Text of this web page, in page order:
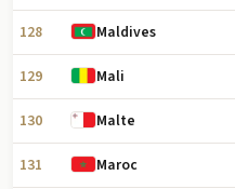
128 Maldives
129 Mali
130 Malte
131 Maroc